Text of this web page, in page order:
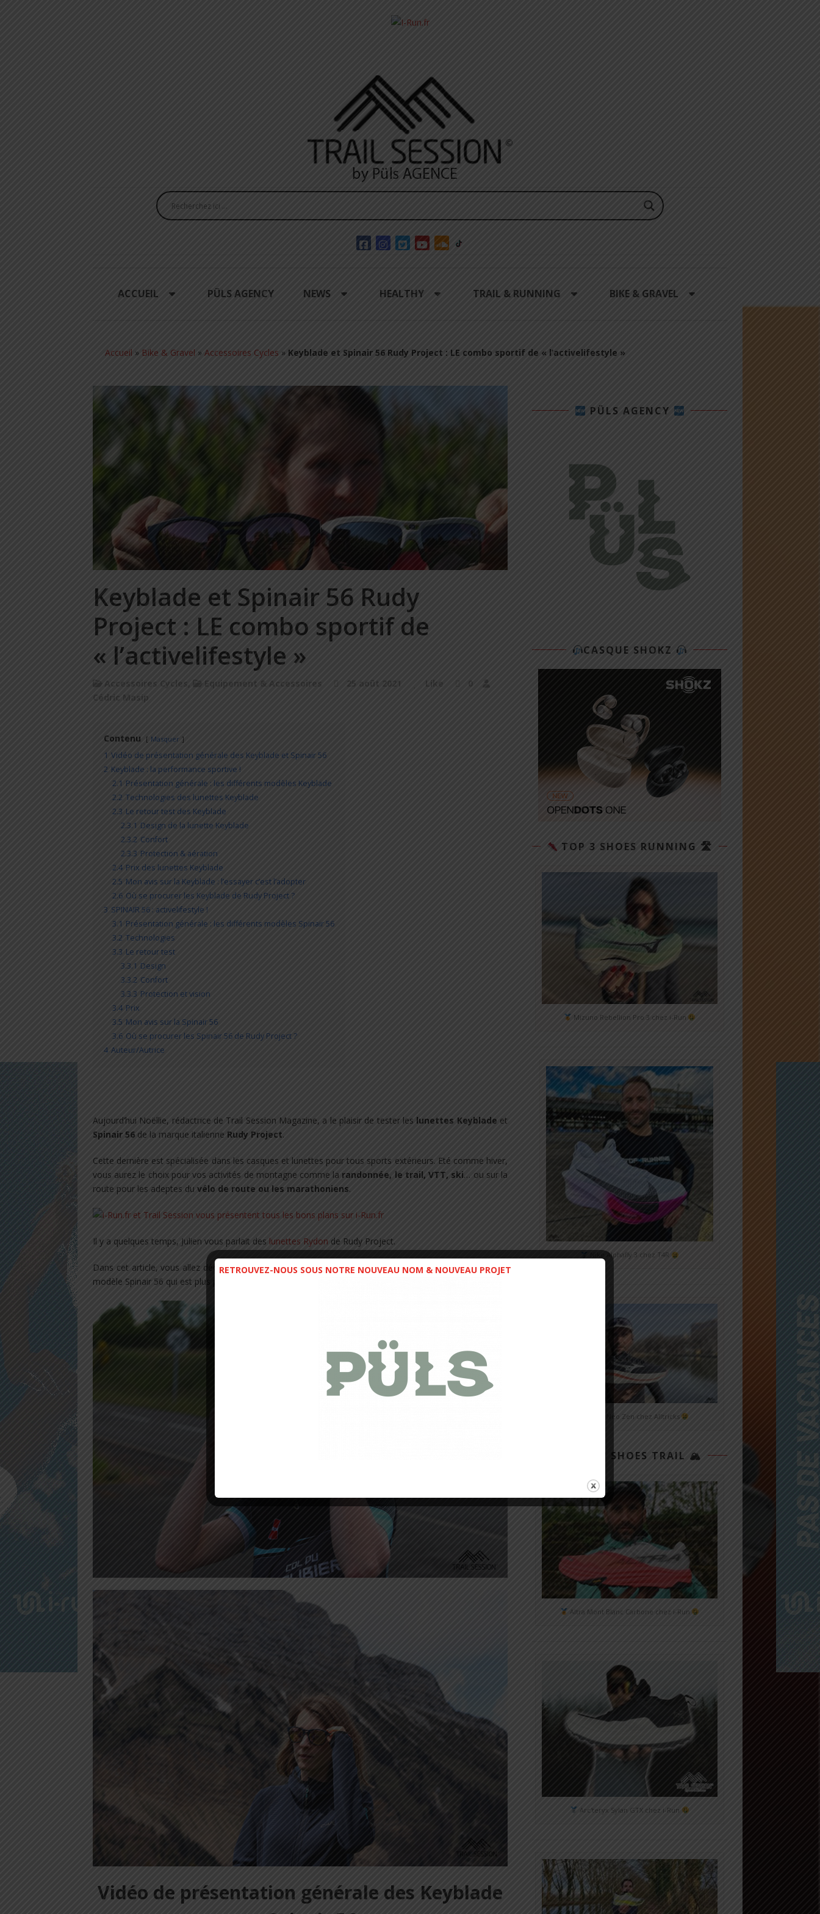
ACCUEIL PÜLS AGENCY NEWS HEALTHY TRAIL & RUNNING BIKE & GRAVEL
Accueil » Bike & Gravel » Accessoires Cycles » Keyblade et Spinair 56 Rudy Project : LE combo sportif de « l’activelifestyle »
Keyblade et Spinair 56 Rudy
Project : LE combo sportif de
« l’activelifestyle »
Accessoires Cycles, Equipement & Accessoires 25 août 2021 Like
0
Cédric Masip
Contenu Masquer
1 Vidéo de présentation générale des Keyblade et Spinair 56
2 Keyblade : la performance sportive !
2.1 Présentation générale : les différents modèles Keyblade
2.2 Technologies des lunettes Keyblade
2.3 Le retour test des Keyblade
2.3.1 Design de la lunette Keyblade
2.3.2 Confort
2.3.3 Protection & aération
2.4 Prix des lunettes Keyblade
2.5 Mon avis sur la Keyblade : l’essayer c’est l’adopter
2.6 Où se procurer les Keyblade de Rudy Project ?
3 SPINAIR 56 : activelifestyle !
3.1 Présentation générale : les différents modèles Spinair 56
3.2 Technologies
3.3 Le retour test
3.3.1 Design
3.3.2 Confort
3.3.3 Protection et vision
3.4 Prix
3.5 Mon avis sur la Spinair 56
3.6 Où se procurer les Spinair 56 de Rudy Project ?
4 Auteur/Autrice
Aujourd’hui Noëllie, rédactrice de Trail Session Magazine, a le plaisir de tester les lunettes Keyblade et
Spinair 56 de la marque italienne Rudy Project.
Cette dernière est spécialisée dans les casques et lunettes pour tous sports extérieurs. Eté comme hiver,
vous aurez le choix pour vos activités de montagne comme la randonnée, le trail, VTT, ski… ou sur la
route pour les adeptes du vélo de route ou les marathoniens.
Il y a quelques temps, Julien vous parlait des lunettes Rydon de Rudy Project.
Dans cet article, vous allez découvrir le test du modèle Keyblade, axé sur la performance sportive, et le
modèle Spinair 56 qui est plus polyvalent pour le sport ou même simplement pour sortir en ville !
Vidéo de présentation générale des Keyblade
PÜLS AGENCY
CASQUE SHOKZ
TOP 3 SHOES RUNNING 🛣
Mizuno Rebellion Pro 3 chez i-Run
Nike Alphafly 3 chez T4R
Mizuno Neo Zen chez Alltricks
TOP 3 SHOES TRAIL 🏔
Altra Mont Blanc Carbone chez i-Run
Arc'teryx Sylan GTX chez i-Run
RETROUVEZ-NOUS SOUS NOTRE NOUVEAU NOM & NOUVEAU PROJET